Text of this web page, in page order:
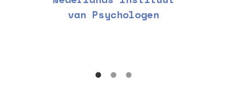
van Psychologen